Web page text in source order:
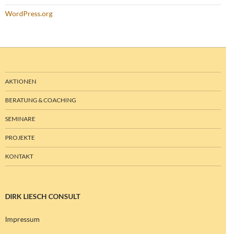
WordPress.org
AKTIONEN
BERATUNG & COACHING
SEMINARE
PROJEKTE
KONTAKT
DIRK LIESCH CONSULT
Impressum